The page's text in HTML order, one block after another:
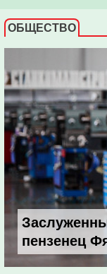
ОБЩЕСТВО
пензенец